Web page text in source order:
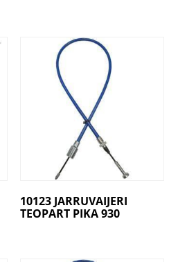
10123 JARRUVAIJERI
TEOPART PIKA 930